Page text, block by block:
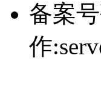
备案
作